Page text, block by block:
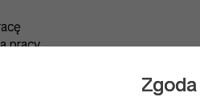
pracy
na rynku opakowań
zysk